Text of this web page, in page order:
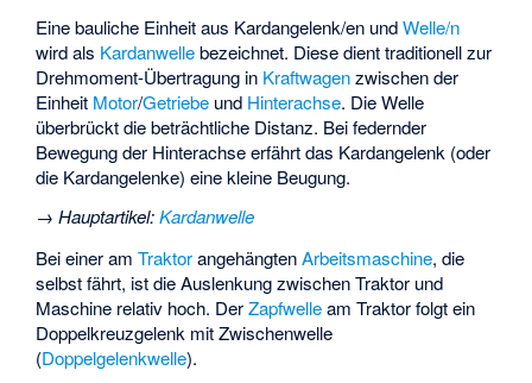
Eine bauliche Einheit aus Kardangelenk/en undWelle/n
wird als Kardanwellebezeichnet. Diese dient traditionell zur
Drehmoment-Übertragung in Kraftwagenzwischen der
Einheit Motor/Getriebe und Hinterachse. Die Welle
überbrückt die beträchtliche Distanz. Bei federnder
Bewegung der Hinterachse erfährt das Kardangelenk (oder
die Kardangelenke) eine kleine Beugung.
→Hauptartikel:Kardanwelle
Bei einer amTraktorangehängtenArbeitsmaschine, die
selbst fährt, ist die Auslenkung zwischen Traktor und
Maschine relativ hoch. DerZapfwelleam Traktor folgt ein
Doppelkreuzgelenk mit Zwischenwelle
(Doppelgelenkwelle).